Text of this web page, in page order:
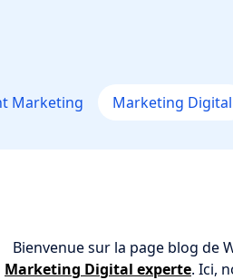
Marketing Marketing Digital
Bienvenue sur la page blog de
Marketing Digital experte. Ici,